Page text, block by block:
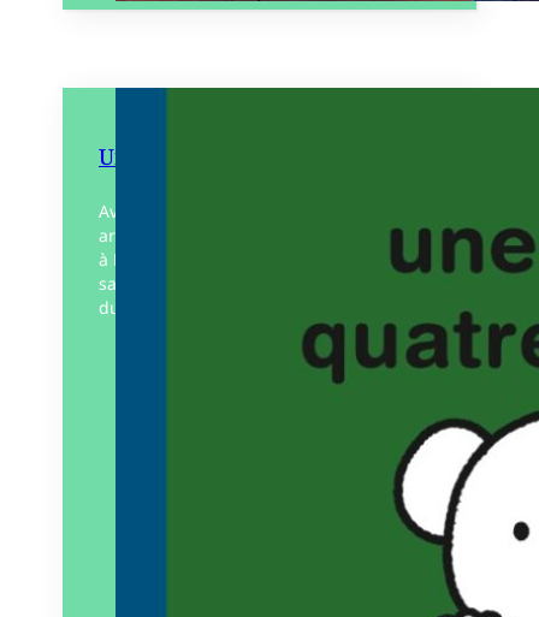
Une année quatre saisons
Avec ce charmant album, Dick Bruna,
artiste internationalement reconnu grâce
à Miffy, fait découvrir aux très petits les
saisons, et à travers elles la permanence
du monde, ses…